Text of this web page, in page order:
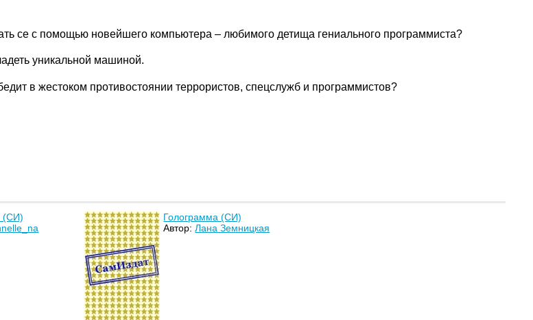
се с помощью новейшего компьютера – любимого детища гениального программиста?
уникальной машиной.
в жестоком противостоянии террористов, спецслужб и программистов?
(СИ)
Голограмма (СИ)
Автор:Лана Земницкая